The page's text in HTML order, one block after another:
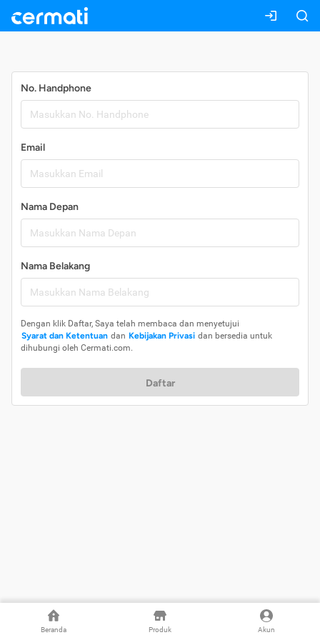
Beranda Produk Akun
No. Handphone
Email
Nama Depan
Nama Belakang
Dengan klik Daftar, Saya telah membaca dan menyetujui
Syarat dan Ketentuan dan Kebijakan Privasi dan bersedia untuk
dihubungi oleh Cermati.com.
Daftar